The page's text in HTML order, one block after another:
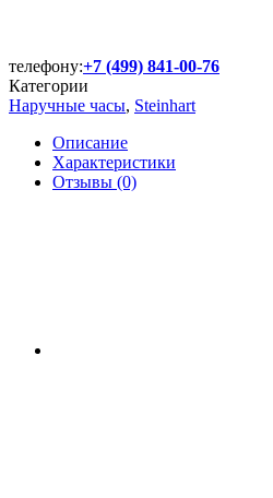
телефону:+7 (499) 841-00-76
Категории
Наручные часы, Steinhart
Описание
Характеристики
Отзывы (0)